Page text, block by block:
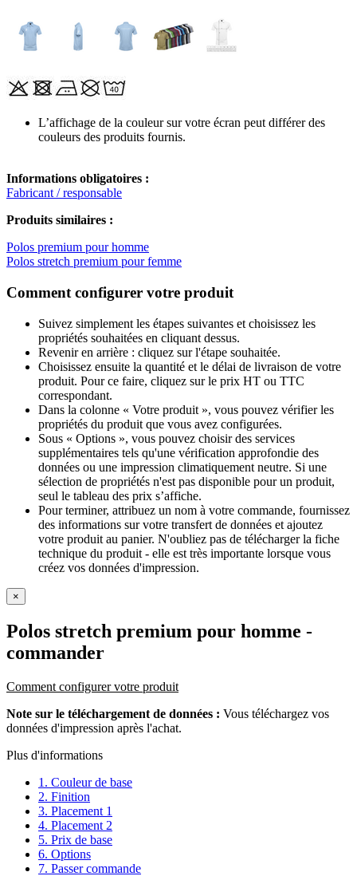
L’affichage de la couleur sur votre écran peut différer des
couleurs des produits fournis.
Informations obligatoires :
Fabricant / responsable
Produits similaires :
Polos premium pour homme
Polos stretch premium pour femme
Comment configurer votre produit
Suivez simplement les étapes suivantes et choisissez les
propriétés souhaitées en cliquant dessus.
Revenir en arrière : cliquez sur l'étape souhaitée.
Choisissez ensuite la quantité et le délai de livraison de votre
produit. Pour ce faire, cliquez sur le prix HT ou TTC
correspondant.
Dans la colonne « Votre produit », vous pouvez vérifier les
propriétés du produit que vous avez configurées.
Sous « Options », vous pouvez choisir des services
supplémentaires tels qu'une vérification approfondie des
données ou une impression climatiquement neutre. Si une
sélection de propriétés n'est pas disponible pour un produit,
seul le tableau des prix s’affiche.
Pour terminer, attribuez un nom à votre commande, fournissez
des informations sur votre transfert de données et ajoutez
votre produit au panier. N'oubliez pas de télécharger la fiche
technique du produit - elle est très importante lorsque vous
créez vos données d'impression.
×
Polos stretch premium pour homme -
commander
Comment configurer votre produit
Note sur le téléchargement de données : Vous téléchargez vos
données d'impression après l'achat.
Plus d'informations
1. Couleur de base
2. Finition
3. Placement 1
4. Placement 2
5. Prix de base
6. Options
7. Passer commande